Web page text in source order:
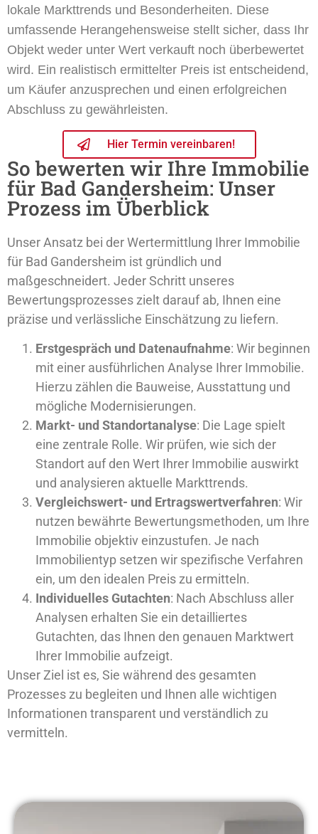
lokale Markttrends und Besonderheiten. Diese
umfassende Herangehensweise stellt sicher, dass Ihr
Objekt weder unter Wert verkauft noch überbewertet
wird. Ein realistisch ermittelter Preis ist entscheidend,
um Käufer anzusprechen und einen erfolgreichen
Abschluss zu gewährleisten.
Hier Termin vereinbaren!
So bewerten wir Ihre Immobilie
für Bad Gandersheim: Unser
Prozess im Überblick
Unser Ansatz bei der Wertermittlung Ihrer Immobilie
für Bad Gandersheim ist gründlich und
maßgeschneidert. Jeder Schritt unseres
Bewertungsprozesses zielt darauf ab, Ihnen eine
präzise und verlässliche Einschätzung zu liefern.
Erstgespräch und Datenaufnahme: Wir beginnen
mit einer ausführlichen Analyse Ihrer Immobilie.
Hierzu zählen die Bauweise, Ausstattung und
mögliche Modernisierungen.
Markt- und Standortanalyse: Die Lage spielt
eine zentrale Rolle. Wir prüfen, wie sich der
Standort auf den Wert Ihrer Immobilie auswirkt
und analysieren aktuelle Markttrends.
Vergleichswert- und Ertragswertverfahren: Wir
nutzen bewährte Bewertungsmethoden, um Ihre
Immobilie objektiv einzustufen. Je nach
Immobilientyp setzen wir spezifische Verfahren
ein, um den idealen Preis zu ermitteln.
Individuelles Gutachten: Nach Abschluss aller
Analysen erhalten Sie ein detailliertes
Gutachten, das Ihnen den genauen Marktwert
Ihrer Immobilie aufzeigt.
Unser Ziel ist es, Sie während des gesamten
Prozesses zu begleiten und Ihnen alle wichtigen
Informationen transparent und verständlich zu
vermitteln.